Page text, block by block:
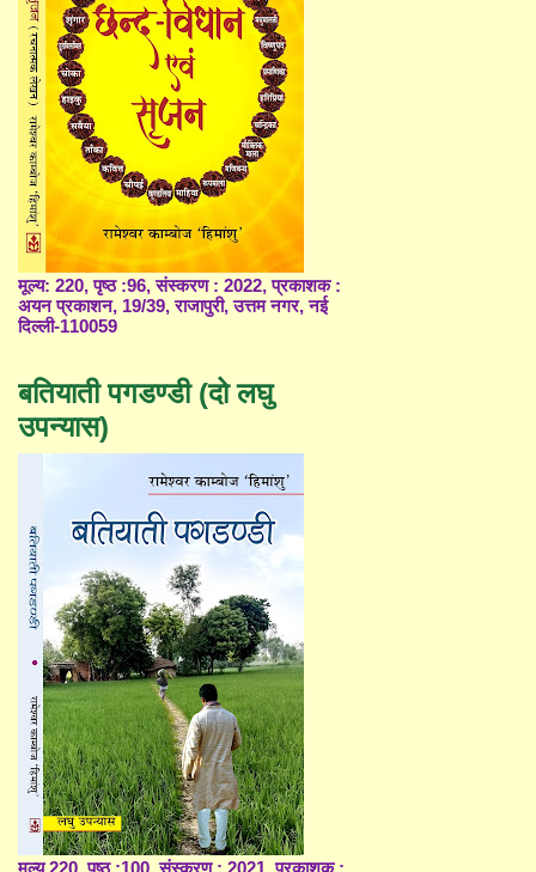
मूल्य: 220, पृष्ठ :96, संस्करण : 2022, प्रकाशक :
अयन प्रकाशन, 19/39, राजापुरी, उत्तम नगर, नई
दिल्ली-110059
बतियाती पगडण्डी (दो लघु
उपन्यास)